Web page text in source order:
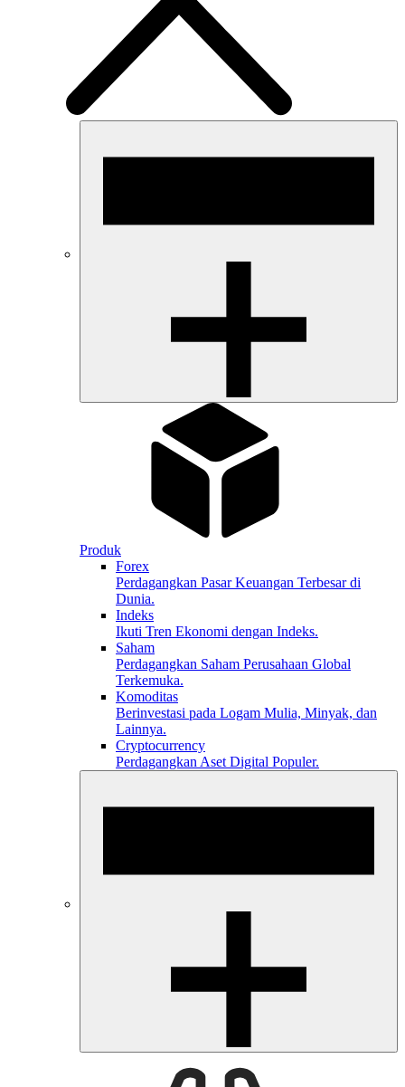
Produk
Forex
Perdagangkan Pasar Keuangan Terbesar di
Dunia.
Indeks
Ikuti Tren Ekonomi dengan Indeks.
Saham
Perdagangkan Saham Perusahaan Global
Terkemuka.
Komoditas
Berinvestasi pada Logam Mulia, Minyak, dan
Lainnya.
Cryptocurrency
Perdagangkan Aset Digital Populer.